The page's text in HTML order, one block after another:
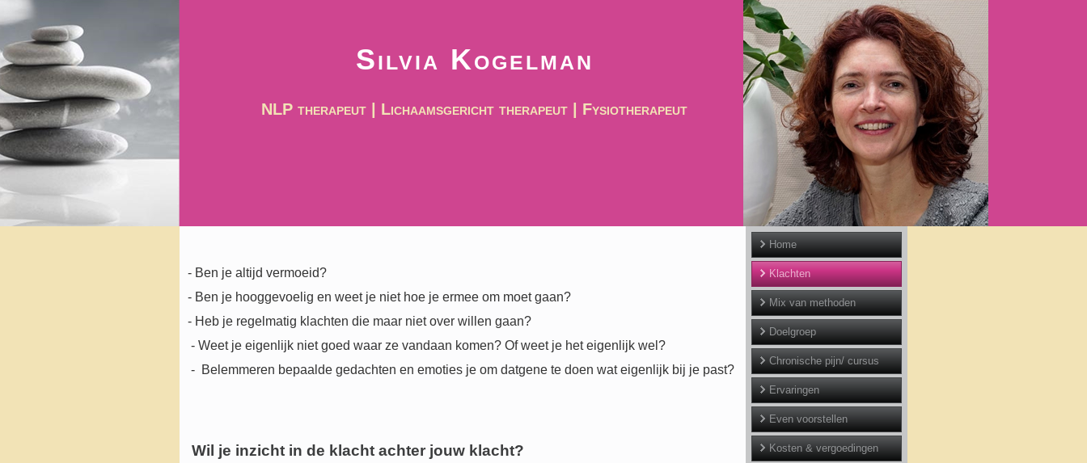
Silvia Kogelman
NLP therapeut | Lichaamsgericht therapeut | Fysiotherapeut
- Ben je altijd vermoeid?
- Ben je hooggevoelig en weet je niet hoe je ermee om moet gaan?
- Heb je regelmatig klachten die maar niet over willen gaan?
- Weet je eigenlijk niet goed waar ze vandaan komen? Of weet je het eigenlijk wel?
- Belemmeren bepaalde gedachten en emoties je om datgene te doen wat eigenlijk bij je past?
Wil je inzicht in de klacht achter jouw klacht?
Home
Klachten
Mix van methoden
Doelgroep
Chronische pijn/ cursus
Ervaringen
Even voorstellen
Kosten & vergoedingen